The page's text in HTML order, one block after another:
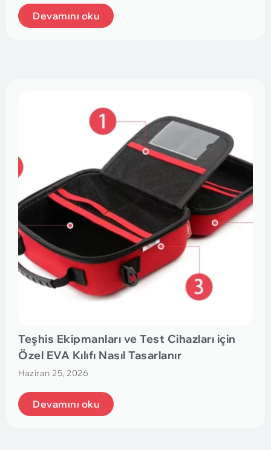
Devamını oku
Teşhis Ekipmanları ve Test Cihazları için
Özel EVA Kılıfı Nasıl Tasarlanır
Haziran 25, 2026
Devamını oku